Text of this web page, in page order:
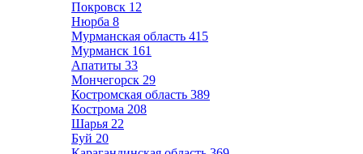
Покровск 12
Нюрба 8
Мурманская область 415
Мурманск 161
Апатиты 33
Мончегорск 29
Костромская область 389
Кострома 208
Шарья 22
Буй 20